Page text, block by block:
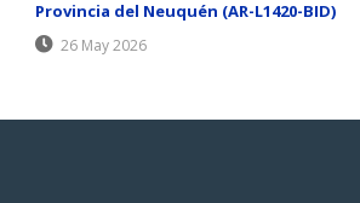
Provincia del Neuquén (AR-L1420-BID)
26 May 2026